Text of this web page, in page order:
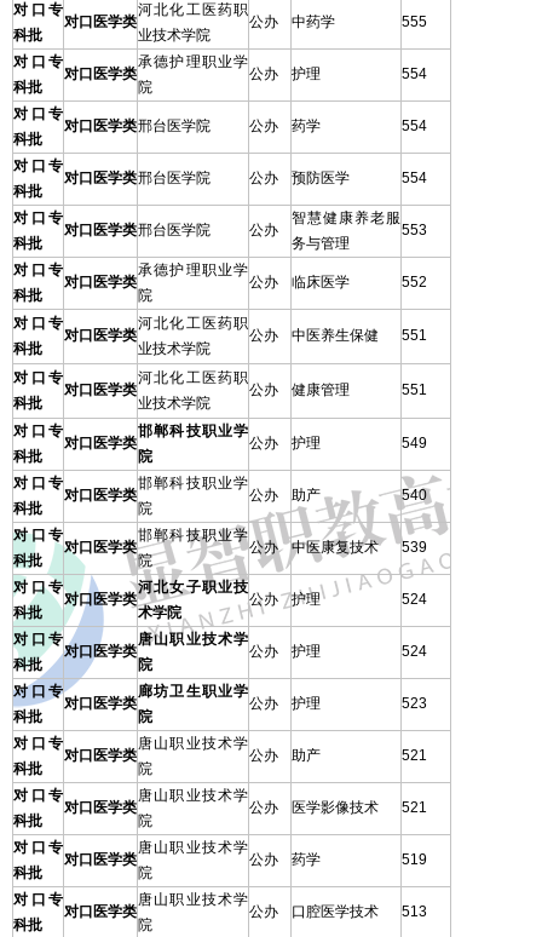
对口专
科批
对口医学类
河北化工医药职
业技术学院
公办 中药学 555
对口专
科批
对口医学类
承德护理职业学
院
公办 护理 554
对口专
科批
对口医学类邢台医学院 公办 药学 554
对口专
科批
对口医学类邢台医学院 公办 预防医学 554
对口专
科批
对口医学类邢台医学院 公办
智慧健康养老服
务与管理
553
对口专
科批
对口医学类
承德护理职业学
院
公办 临床医学 552
对口专
科批
对口医学类
河北化工医药职
业技术学院
公办 中医养生保健 551
对口专
科批
对口医学类
河北化工医药职
业技术学院
公办 健康管理 551
对口专
科批
对口医学类
邯郸科技职业学
院
公办 护理 549
对口专
科批
对口医学类
邯郸科技职业学
院
公办 助产 540
对口专
科批
对口医学类
邯郸科技职业学
院
公办 中医康复技术 539
对口专
科批
对口医学类
河北女子职业技
术学院
公办 护理 524
对口专
科批
对口医学类
唐山职业技术学
院
公办 护理 524
对口专
科批
对口医学类
廊坊卫生职业学
院
公办 护理 523
对口专
科批
对口医学类
唐山职业技术学
院
公办 助产 521
对口专
科批
对口医学类
唐山职业技术学
院
公办 医学影像技术 521
对口专
科批
对口医学类
唐山职业技术学
院
公办 药学 519
对口专
科批
对口医学类
唐山职业技术学
院
公办 口腔医学技术 513